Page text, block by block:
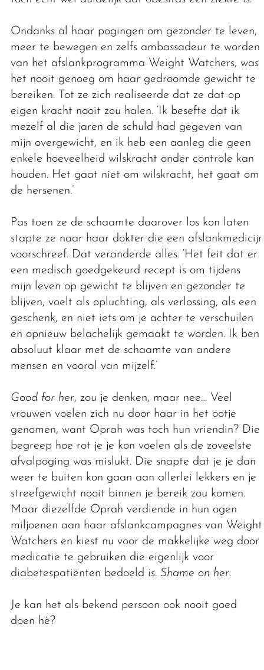
Ondanks al haar pogingen om gezonder te leven,
meer te bewegen en zelfs ambassadeur te worden
van het afslankprogramma Weight Watchers, was
het nooit genoeg om haar gedroomde gewicht te
bereiken. Tot ze zich realiseerde dat ze dat op
eigen kracht nooit zou halen. ‘Ik besefte dat ik
mezelf al die jaren de schuld had gegeven van
mijn overgewicht, en ik heb een aanleg die geen
enkele hoeveelheid wilskracht onder controle kan
houden. Het gaat niet om wilskracht, het gaat om
de hersenen.’
Pas toen ze de schaamte daarover los kon laten
stapte ze naar haar dokter die een afslankmedicijn
voorschreef. Dat veranderde alles. ‘Het feit dat er
een medisch goedgekeurd recept is om tijdens
mijn leven op gewicht te blijven en gezonder te
blijven, voelt als opluchting, als verlossing, als een
geschenk, en niet iets om je achter te verschuilen
en opnieuw belachelijk gemaakt te worden. Ik ben
absoluut klaar met de schaamte van andere
mensen en vooral van mijzelf.’
Good for her, zou je denken, maar nee… Veel
vrouwen voelen zich nu door haar in het ootje
genomen, want Oprah was toch hun vriendin? Die
begreep hoe rot je je kon voelen als de zoveelste
afvalpoging was mislukt. Die snapte dat je je dan
weer te buiten kon gaan aan allerlei lekkers en je
streefgewicht nooit binnen je bereik zou komen.
Maar diezelfde Oprah verdiende in hun ogen
miljoenen aan haar afslankcampagnes van Weight
Watchers en kiest nu voor de makkelijke weg door
medicatie te gebruiken die eigenlijk voor
diabetespatiënten bedoeld is. Shame on her.
Je kan het als bekend persoon ook nooit goed
doen hè?